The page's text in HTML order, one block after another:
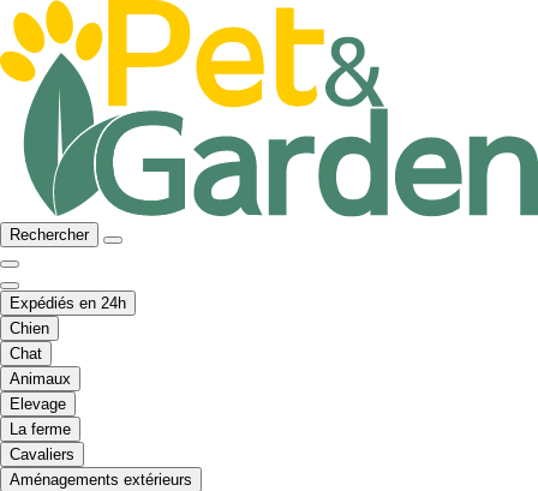
Rechercher
Expédiés en 24h
Chien
Chat
Animaux
Elevage
La ferme
Cavaliers
Aménagements extérieurs